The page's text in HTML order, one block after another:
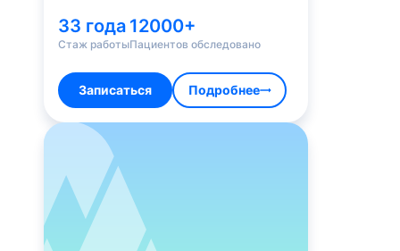
33 года
Стаж работы
12000+
Пациентов обследовано
Записаться Подробнее